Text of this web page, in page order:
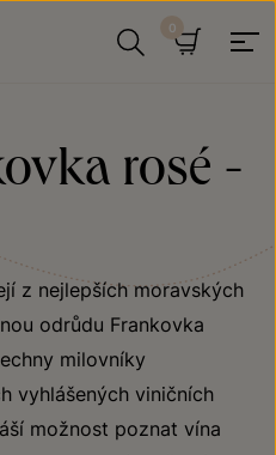
rosé -
z nejlepších moravských
odrůdu Frankovka
milovníky
vyhlášených viničních
možnost poznat vína